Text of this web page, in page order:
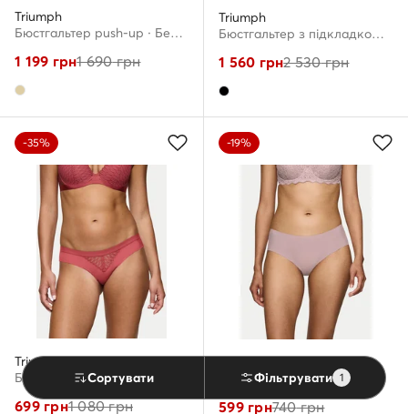
Сортувати Фільтрувати 1
Triumph
Бюстгальтер push-up · Бежевий
1 199 грн1 690грн
Triumph
Бюстгальтер з підкладкою · Чорний
1 560 грн2 530грн
-35%
Triumph
699грн1 080грн
-19%
Triumph
Класичні труси · Рожевий
599грн740грн